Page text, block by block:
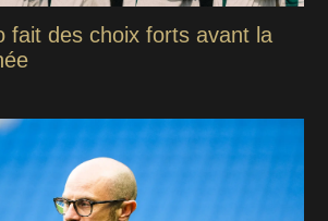
fait des choix forts avant la